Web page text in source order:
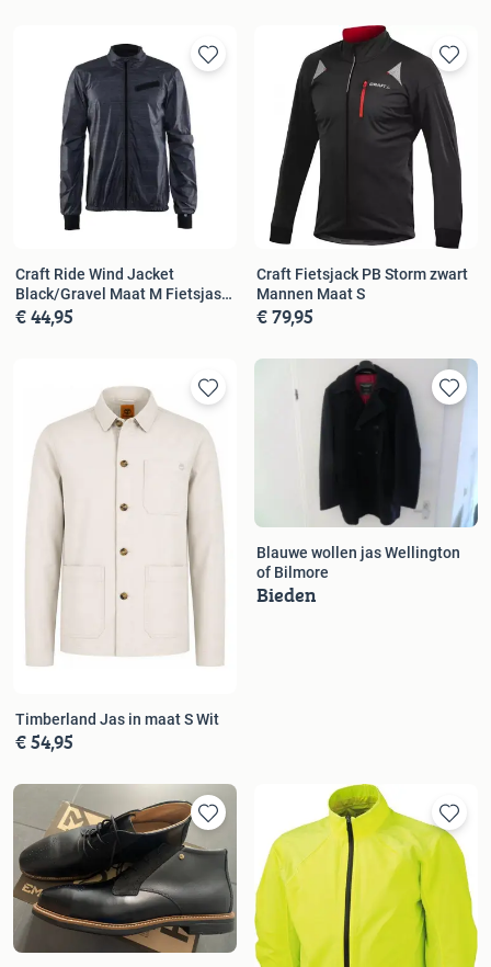
Craft Ride Wind Jacket
Black/Gravel Maat M Fietsjas -
Heren
€ 44,95
Craft Fietsjack PB Storm zwart
Mannen Maat S
€ 79,95
Timberland Jas in maat S Wit
€ 54,95
Blauwe wollen jas Wellington
of Bilmore
Bieden